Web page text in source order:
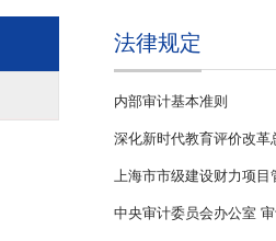
法律规定
内部审计基本准则
深化新时代教育评价改革
上海市市级建设财力项目
中央审计委员会办公室